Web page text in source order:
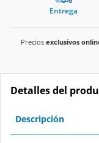
Entrega
Precios exclusivos
Detalles del
Descripción